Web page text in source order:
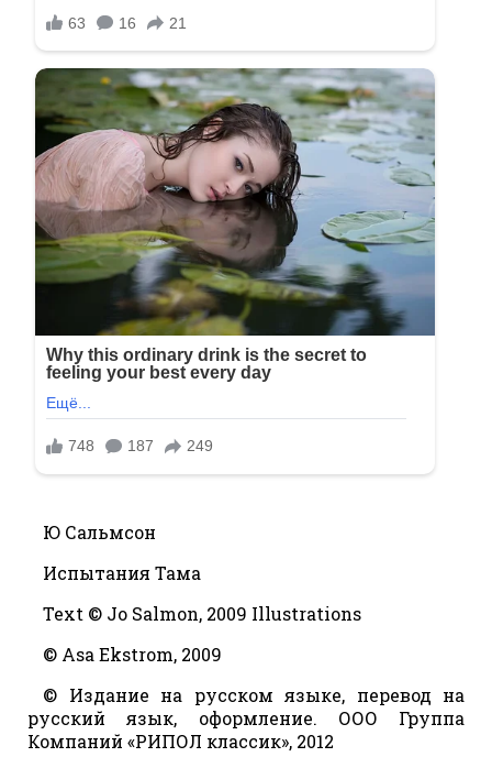
Ю Сальмсон
Испытания Тама
Text © Jo Salmon, 2009 Illustrations
© Asa Ekstrom, 2009
© Издание на русском языке, перевод на
русский язык, оформление. ООО Группа
Компаний «РИПОЛ классик», 2012